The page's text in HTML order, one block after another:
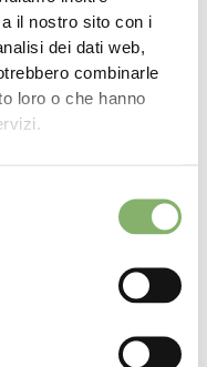
il nostro sito con i
dei dati web,
combinarle
loro o che hanno